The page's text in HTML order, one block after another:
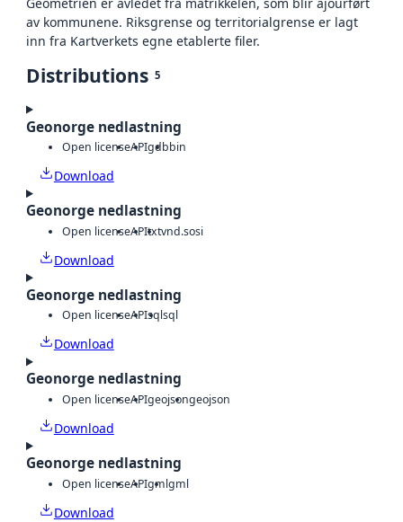
av kommunene. Riksgrense og territorialgrense er lagt
inn fra Kartverkets egne etablerte filer.
Distributions 5
Geonorge nedlastning
Open licenseAPIgdbbin
Download
Geonorge nedlastning
Open licenseAPItxtvnd.sosi
Download
Geonorge nedlastning
Open licenseAPIsqlsql
Download
Geonorge nedlastning
Open licenseAPIgeojsongeojson
Download
Geonorge nedlastning
Open licenseAPIgmlgml
Download